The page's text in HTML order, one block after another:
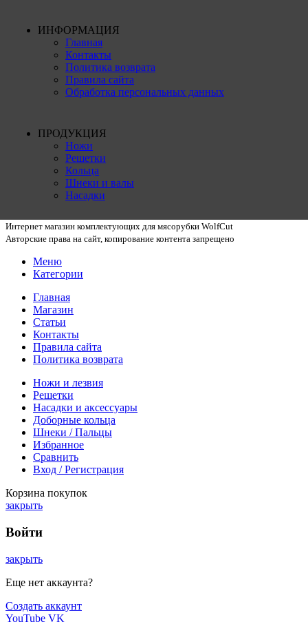
ИНФОРМАЦИЯ
Главная
Контакты
Политика возврата
Правила сайта
Обработка персональных данных
ПРОДУКЦИЯ
Ножи
Решетки
Кольца
Шнеки и валы
Насадки
Интернет магазин комплектующих для мясорубки WolfCut
Авторские права на сайт, копирование контента запрещено
Меню
Категории
Главная
Магазин
Статьи
Контакты
Правила сайта
Политика возврата
Ножи и лезвия
Решетки
Насадки и аксессуары
Доборные кольца
Шнеки / Пальцы
Избранное
Сравнить
Вход / Регистрация
Корзина покупок
закрыть
Войти
закрыть
Еще нет аккаунта?
Создать аккаунт
YouTube VK